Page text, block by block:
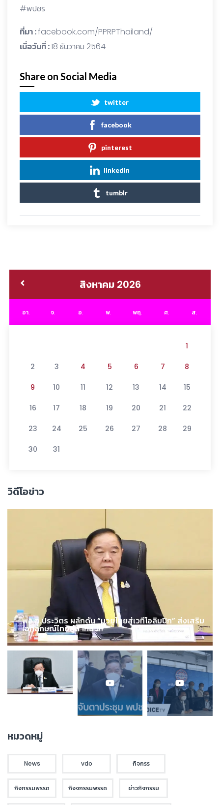
#พปชร
ที่มา :facebook.com/PPRPThailand/
เมื่อวันที่ :18 ธันวาคม 2564
Share on Social Media
twitter
facebook
pinterest
linkedin
tumblr
สิงหาคม 2026
อา. จ. อ. พ. พฤ. ศ. ส.
1
2 3 4 5 6 7 8
9 10 11 12 13 14 15
16 17 18 19 20 21 22
23 24 25 26 27 28 29
30 31
วิดีโอข่าว
พล.อ.ประวิตร ผลักดัน “มวยไทยสู่เวทีโอลิมปิก” ส่งเสริม
เอกลักษณ์ไทยสู่สากล !!!
หมวดหมู่
News vdo กิจกรร
กิจกรรมพรรค กิจจกรรมพรรค ข่าวกิจกรรม